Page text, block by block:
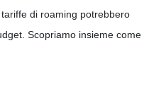
di roaming potrebbero
Scopriamo insieme come